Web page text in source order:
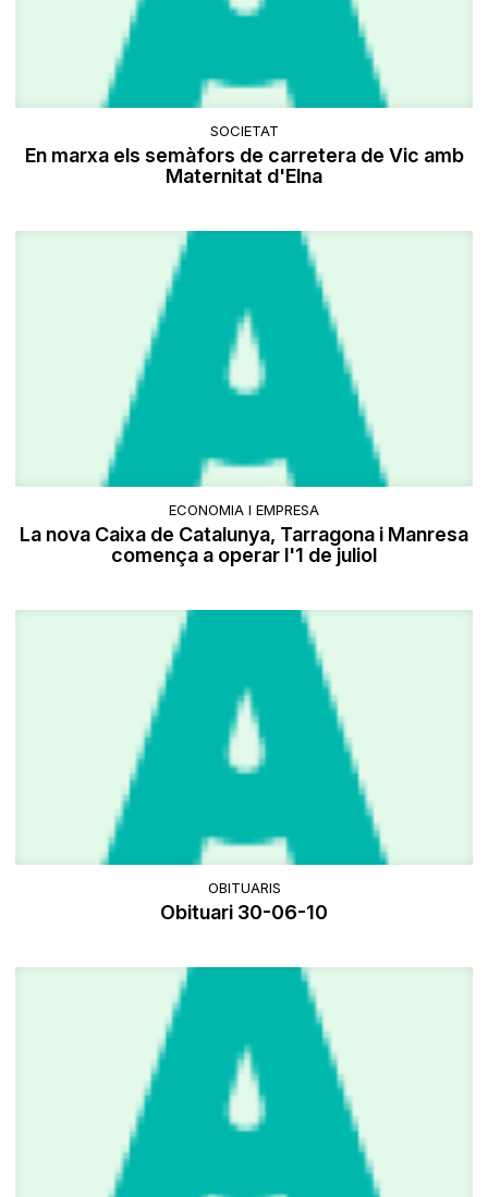
SOCIETAT
En marxa els semàfors de carretera de Vic amb
Maternitat d'Elna
ECONOMIA I EMPRESA
La nova Caixa de Catalunya, Tarragona i Manresa
comença a operar l'1 de juliol
OBITUARIS
Obituari 30-06-10